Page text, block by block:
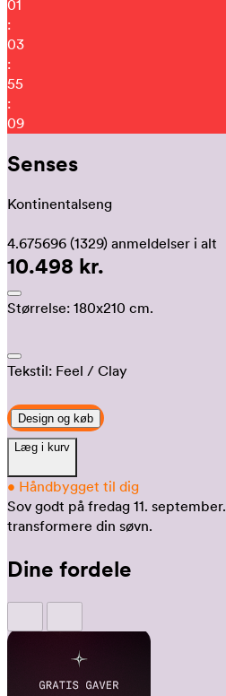
01
:
03
:
55
:
01
Senses
Kontinentalseng
4.675696 (1329) anmeldelser i alt
10.498 kr.
Størrelse: 180x210 cm.
Tekstil: Feel / Clay
Design og køb
Læg i kurv
• Håndbygget til dig
Sov godt på fredag 11. september.
transformere din søvn.
Dine fordele